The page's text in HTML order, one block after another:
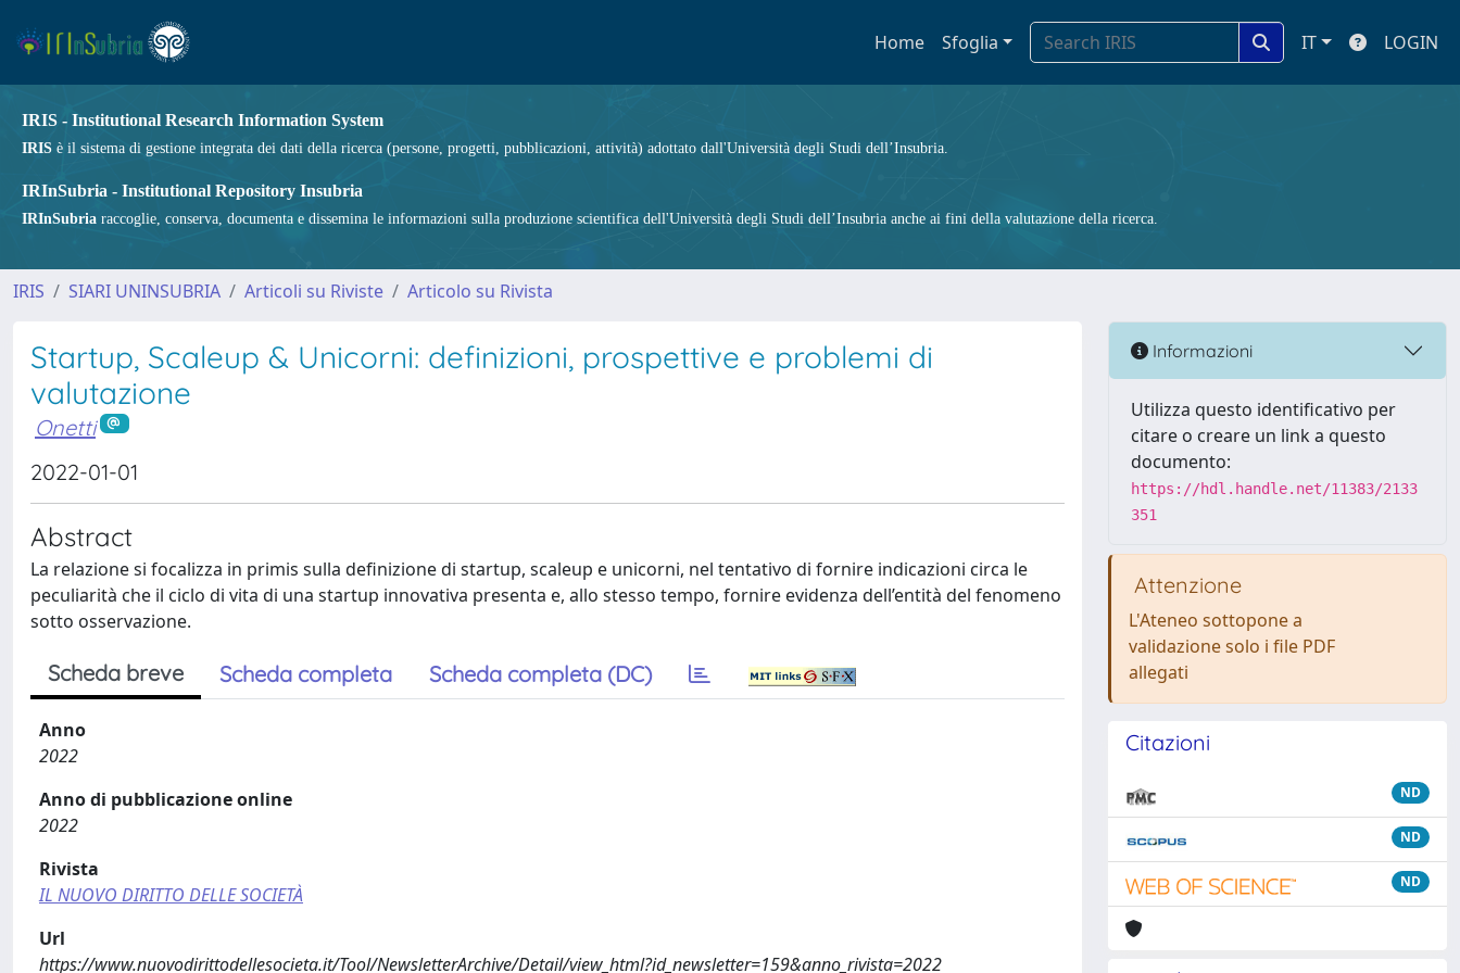
Home Sfoglia IT LOGIN
IRIS - Institutional Research Information System
IRIS è il sistema di gestione integrata dei dati della ricerca (persone, progetti, pubblicazioni, attività) adottato dall'Università degli Studi dell’Insubria.
IRInSubria - Institutional Repository Insubria
IRInSubria raccoglie, conserva, documenta e dissemina le informazioni sulla produzione scientifica dell'Università degli Studi dell’Insubria anche ai fini della valutazione della ricerca.
IRIS SIARI UNINSUBRIA Articoli su Riviste Articolo su Rivista
Startup, Scaleup & Unicorni: definizioni, prospettive e problemi di
valutazione
Onetti
2022-01-01
Abstract
La relazione si focalizza in primis sulla definizione di startup, scaleup e unicorni, nel tentativo di fornire indicazioni circa le
peculiarità che il ciclo di vita di una startup innovativa presenta e, allo stesso tempo, fornire evidenza dell’entità del fenomeno
sotto osservazione.
Scheda breve Scheda completa Scheda completa (DC)
Anno
2022
Anno di pubblicazione online
2022
Rivista
IL NUOVO DIRITTO DELLE SOCIETÀ
Url
https://www.nuovodirittodellesocieta.it/Tool/NewsletterArchive/Detail/view_html?id_newsletter=159&anno_rivista=2022
Informazioni
Utilizza questo identificativo per
citare o creare un link a questo
documento:
https://hdl.handle.net/11383/2133
351
Attenzione
L'Ateneo sottopone a
validazione solo i file PDF
allegati
Citazioni
ND
ND
ND